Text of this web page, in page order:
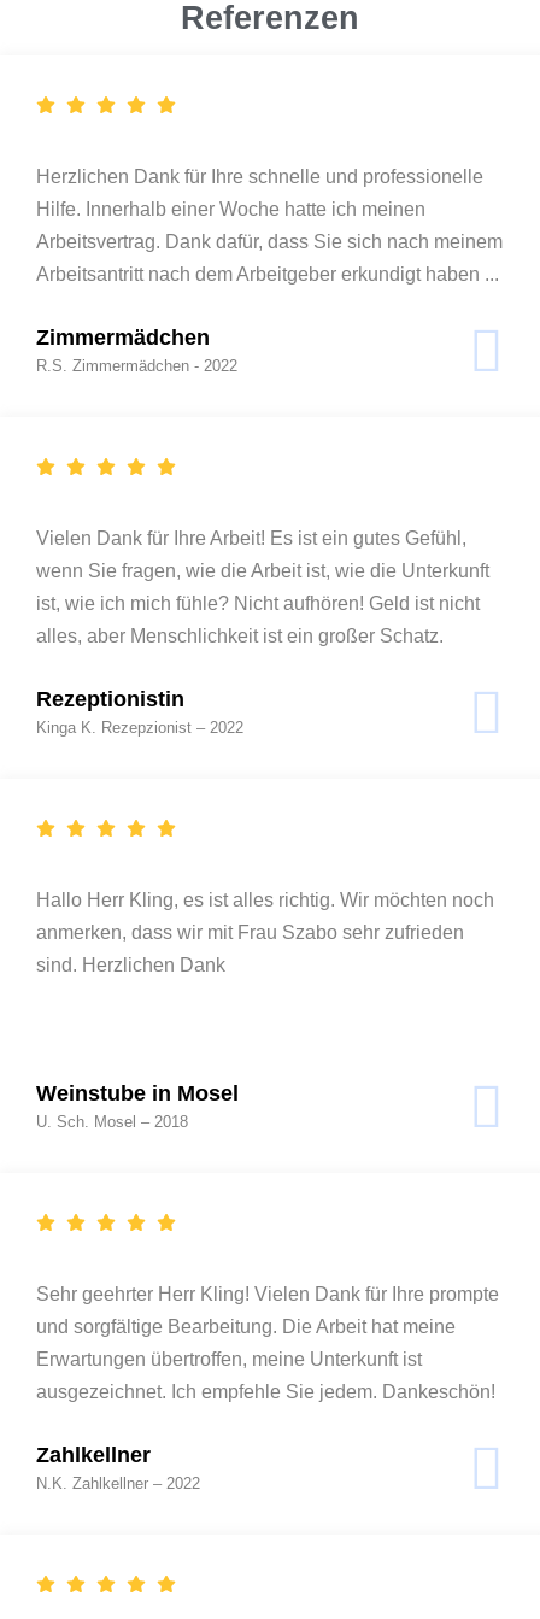
Referenzen
Herzlichen Dank für Ihre schnelle und professionelle
Hilfe. Innerhalb einer Woche hatte ich meinen
Arbeitsvertrag. Dank dafür, dass Sie sich nach meinem
Arbeitsantritt nach dem Arbeitgeber erkundigt haben ...
Zimmermädchen
R.S. Zimmermädchen - 2022
Vielen Dank für Ihre Arbeit! Es ist ein gutes Gefühl,
wenn Sie fragen, wie die Arbeit ist, wie die Unterkunft
ist, wie ich mich fühle? Nicht aufhören! Geld ist nicht
alles, aber Menschlichkeit ist ein großer Schatz.
Rezeptionistin
Kinga K. Rezepzionist – 2022
Hallo Herr Kling, es ist alles richtig. Wir möchten noch
anmerken, dass wir mit Frau Szabo sehr zufrieden
sind. Herzlichen Dank
Weinstube in Mosel
U. Sch. Mosel – 2018
Sehr geehrter Herr Kling! Vielen Dank für Ihre prompte
und sorgfältige Bearbeitung. Die Arbeit hat meine
Erwartungen übertroffen, meine Unterkunft ist
ausgezeichnet. Ich empfehle Sie jedem. Dankeschön!
Zahlkellner
N.K. Zahlkellner – 2022